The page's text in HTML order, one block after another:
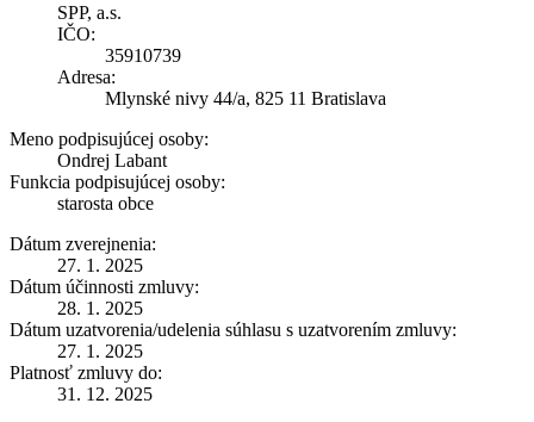
SPP, a.s.
IČO:
35910739
Adresa:
Mlynské nivy 44/a, 825 11 Bratislava
Meno podpisujúcej osoby:
Ondrej Labant
Funkcia podpisujúcej osoby:
starosta obce
Dátum zverejnenia:
27. 1. 2025
Dátum účinnosti zmluvy:
28. 1. 2025
Dátum uzatvorenia/udelenia súhlasu s uzatvorením zmluvy:
27. 1. 2025
Platnosť zmluvy do:
31. 12. 2025